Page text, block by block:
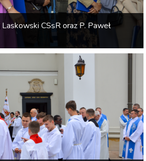
CSsR oraz P. Paweł